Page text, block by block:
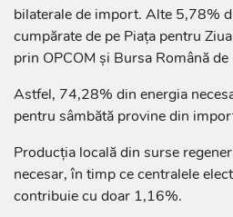
bilaterale de import. Alte 5,78%
cumpărate de pe Piața pentru
prin OPCOM și Bursa Română
Astfel, 74,28% din energia
pentru sâmbătă provine din
Producția locală din surse
necesar, în timp ce centralele
contribuie cu doar 1,16%.